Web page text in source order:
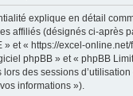
explique en détail
affiliés (désignés ci-après
» et « https://excel-
phpBB » et « phpBB
des sessions
informations »).